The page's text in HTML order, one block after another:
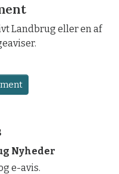
Landbrug eller en af
Nyheder
e-avis.